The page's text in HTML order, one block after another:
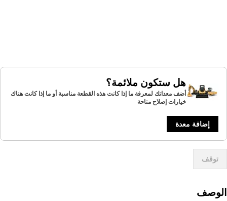
هل ستكون ملائمة؟
أضف معداتك لمعرفة ما إذا كانت هذه القطعة مناسبة أو ما إذا كانت هناك
خيارات إصلاح متاحة
إضافة معدة
توقف